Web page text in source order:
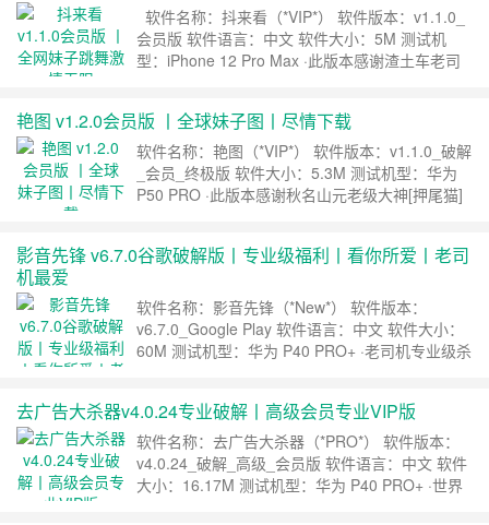
软件名称：抖来看（*VIP*） 软件版本：v1.1.0_
会员版 软件语言：中文 软件大小：5M 测试机
型：iPhone 12 Pro Max ·此版本感谢渣土车老司
车系列，健康+绿色，【抖音+快手+火山+全民+微
视】 下载…… 继续阅读 »
艳图 v1.2.0会员版 丨全球妹子图丨尽情下载
软件名称：艳图（*VIP*） 软件版本：v1.1.0_破解
_会员_终极版 软件大小：5.3M 测试机型：华为
P50 PRO ·此版本感谢秋名山元老级大神[押尾猫]
一时间获取，欢迎各位机友下载。 ·3月22号：新
续阅读 »
影音先锋 v6.7.0谷歌破解版丨专业级福利丨看你所爱丨老司
机最爱
软件名称：影音先锋（*New*） 软件版本：
v6.7.0_Google Play 软件语言：中文 软件大小：
60M 测试机型：华为 P40 PRO+ ·老司机专业级杀
去广告大杀器v4.0.24专业破解丨高级会员专业VIP版
软件名称：去广告大杀器（*PRO*） 软件版本：
v4.0.24_破解_高级_会员版 软件语言：中文 软件
大小：16.17M 测试机型：华为 P40 PRO+ ·世界